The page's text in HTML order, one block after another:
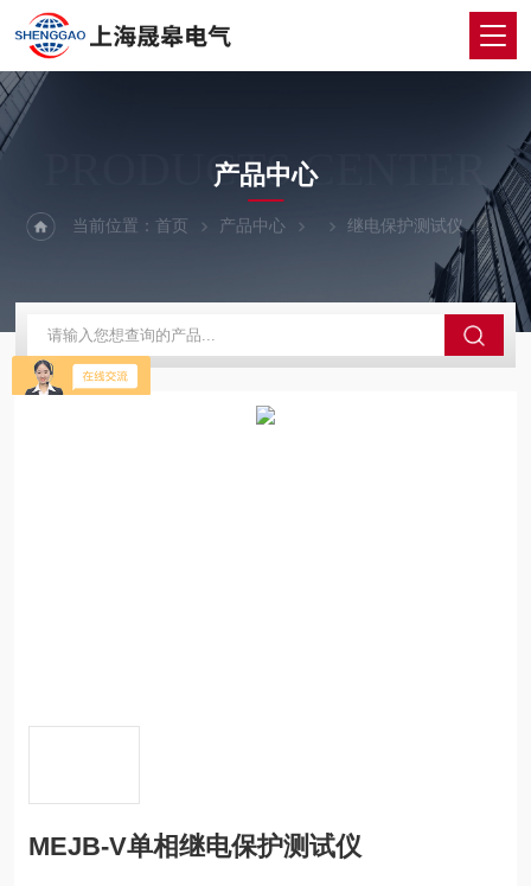
PRODUCTS CENTER
产品中心
当前位置：首页 产品中心 继电保护测试仪
MEJB-V单相继电保护测试仪